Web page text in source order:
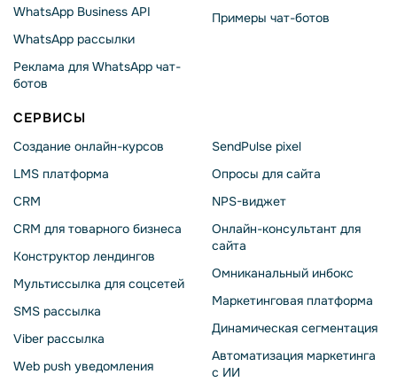
WhatsApp Business API
WhatsApp рассылки
Реклама для WhatsApp чат-
ботов
Примеры чат-ботов
СЕРВИСЫ
Создание онлайн-курсов
LMS платформа
CRM
CRM для товарного бизнеса
Конструктор лендингов
Мультиссылка для соцсетей
SMS рассылка
Viber рассылка
Web push уведомления
SendPulse pixel
Опросы для сайта
NPS-виджет
Онлайн-консультант для
сайта
Омниканальный инбокс
Маркетинговая платформа
Динамическая сегментация
Автоматизация маркетинга
с ИИ